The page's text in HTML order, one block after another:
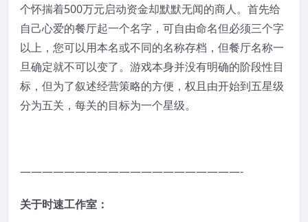
个怀揣着500万元启动资金却默默无闻的商人。首先给
自己心爱的餐厅起一个名字，可自由命名但必须三个字
以上，您可以用本名或不同的名称存档，但餐厅名称一
旦确定就不可以变了。游戏本身并没有明确的阶段性目
标，但为了叙述经营策略的方便，权且由开始到五星级
分为五关，每关的目标为一个星级。
————————————————————-
关于时速工作室：